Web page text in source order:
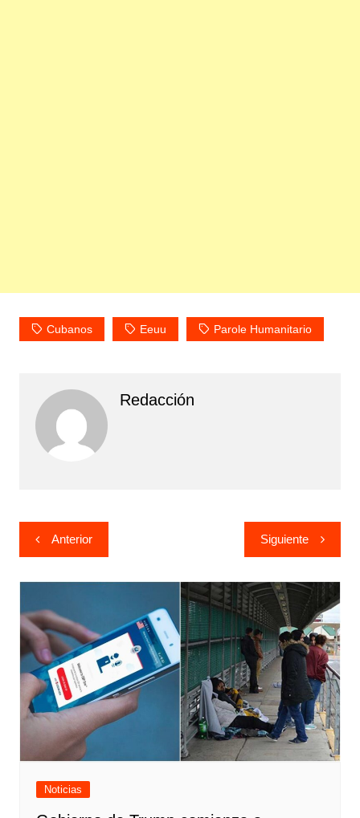
Cubanos Eeuu Parole Humanitario
Redacción
Navegación
de
entradas
Anterior Siguiente
Noticias